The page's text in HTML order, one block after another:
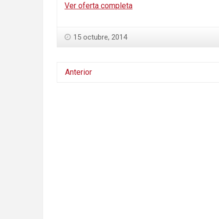
Ver oferta completa
15 octubre, 2014
Anterior